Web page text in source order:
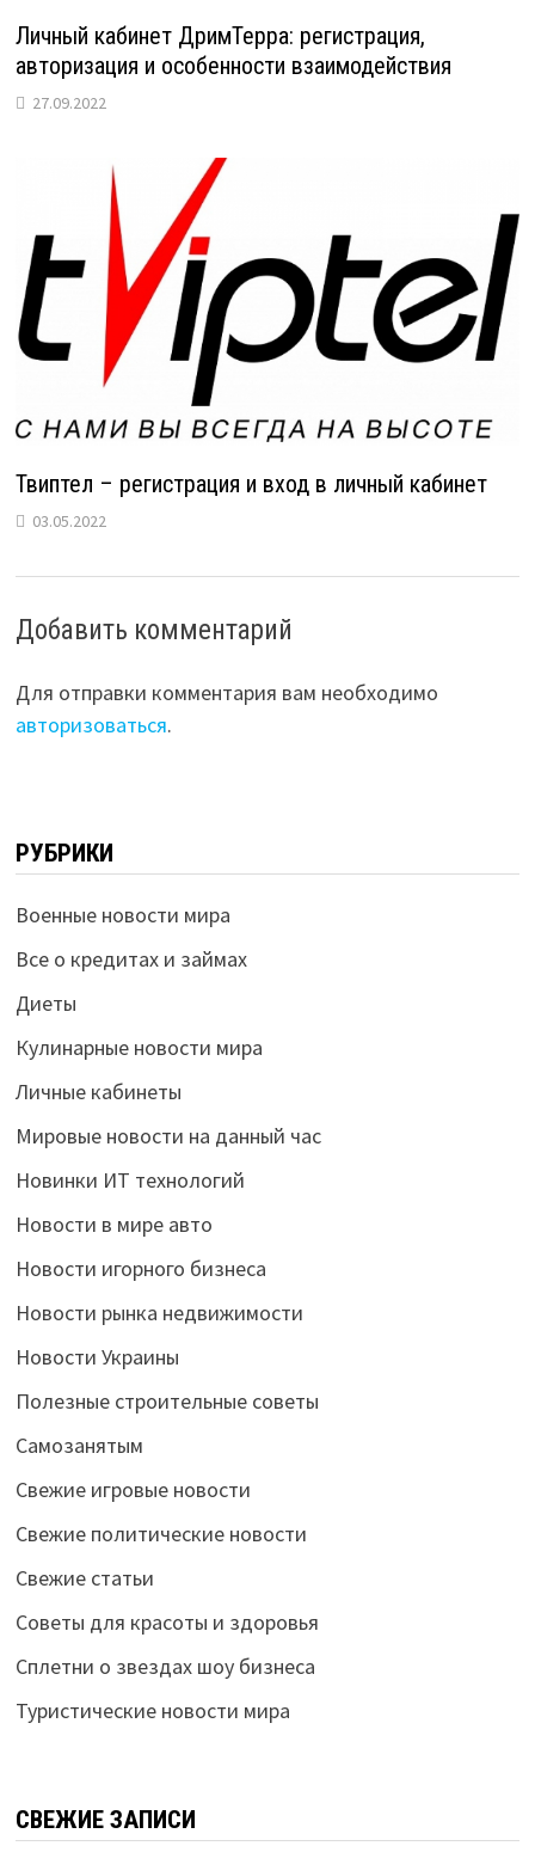
Личный кабинет ДримТерра: регистрация,
авторизация и особенности взаимодействия
27.09.2022
Твиптел – регистрация и вход в личный кабинет
03.05.2022
Добавить комментарий
Для отправки комментария вам необходимо
авторизоваться.
РУБРИКИ
Военные новости мира
Все о кредитах и займах
Диеты
Кулинарные новости мира
Личные кабинеты
Мировые новости на данный час
Новинки ИТ технологий
Новости в мире авто
Новости игорного бизнеса
Новости рынка недвижимости
Новости Украины
Полезные строительные советы
Самозанятым
Свежие игровые новости
Свежие политические новости
Свежие статьи
Советы для красоты и здоровья
Сплетни о звездах шоу бизнеса
Туристические новости мира
СВЕЖИЕ ЗАПИСИ